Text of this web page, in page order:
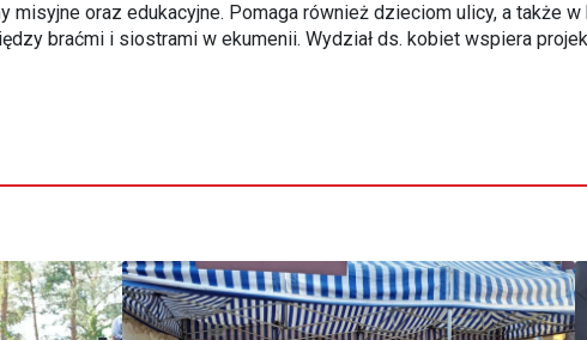
oraz edukacyjne. Pomaga również dzieciom ulicy, a także
braćmi i siostrami w ekumenii. Wydział ds. kobiet wspiera